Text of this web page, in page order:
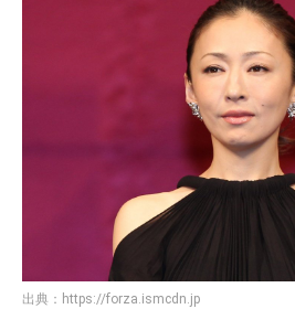
出典： https://forza.ismcdn.jp